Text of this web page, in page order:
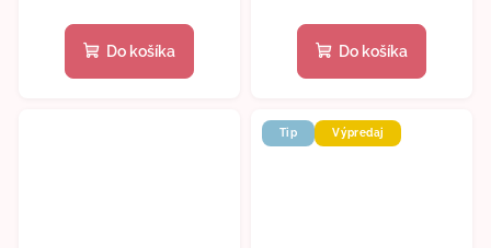
Do košíka Do košíka
Tip Výpredaj